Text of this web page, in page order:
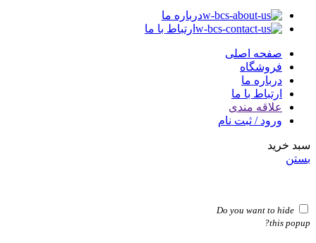
درباره ما
ارتباط با ما
صفحه اصلی
فروشگاه
درباره ما
ارتباط با ما
علاقه مندی
ورود / ثبت نام
سبد خرید
بستن
Do you want to hide
this popup?